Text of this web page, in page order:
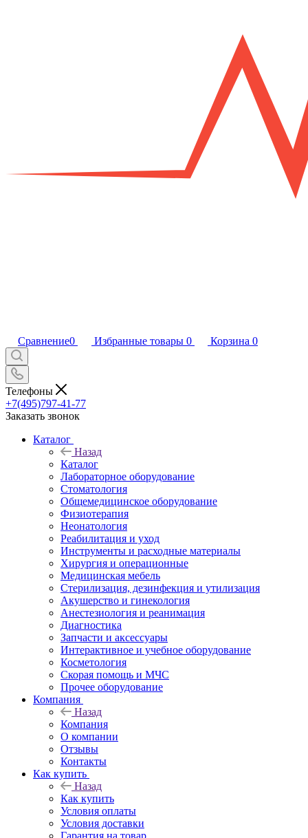
Сравнение0 Избранные товары 0 Корзина 0
Телефоны
+7(495)797-41-77
Заказать звонок
Каталог
Назад
Каталог
Лабораторное оборудование
Стоматология
Общемедицинское оборудование
Физиотерапия
Неонатология
Реабилитация и уход
Инструменты и расходные материалы
Хирургия и операционные
Медицинская мебель
Стерилизация, дезинфекция и утилизация
Акушерство и гинекология
Анестезиология и реанимация
Диагностика
Запчасти и аксессуары
Интерактивное и учебное оборудование
Косметология
Скорая помощь и МЧС
Прочее оборудование
Компания
Назад
Компания
О компании
Отзывы
Контакты
Как купить
Назад
Как купить
Условия оплаты
Условия доставки
Гарантия на товар